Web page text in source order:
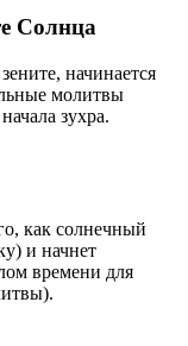
Солнца
начинается
молитвы
зухра.
как солнечный
и начнет
времени для